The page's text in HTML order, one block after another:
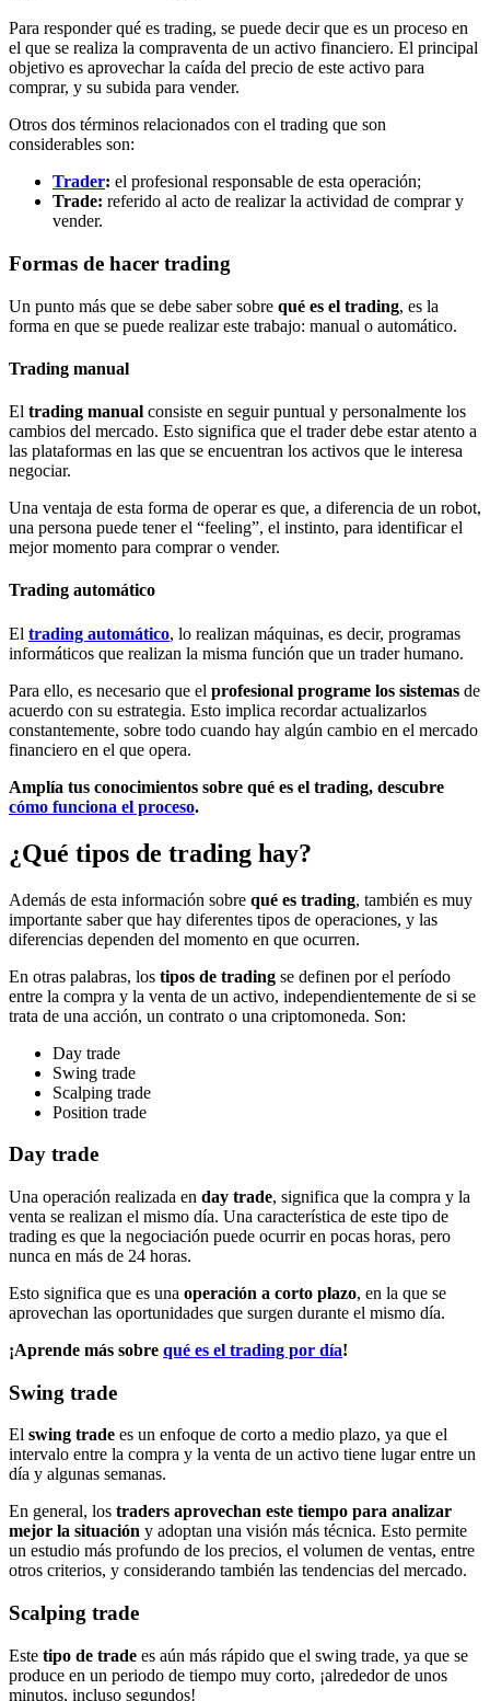
Para responder qué es trading, se puede decir que es un proceso en
el que se realiza la compraventa de un activo financiero. El principal
objetivo es aprovechar la caída del precio de este activo para
comprar, y su subida para vender.
Otros dos términos relacionados con el trading que son
considerables son:
Trader: el profesional responsable de esta operación;
Trade: referido al acto de realizar la actividad de comprar y
vender.
Formas de hacer trading
Un punto más que se debe saber sobre qué es el trading, es la
forma en que se puede realizar este trabajo: manual o automático.
Trading manual
El trading manual consiste en seguir puntual y personalmente los
cambios del mercado. Esto significa que el trader debe estar atento a
las plataformas en las que se encuentran los activos que le interesa
negociar.
Una ventaja de esta forma de operar es que, a diferencia de un robot,
una persona puede tener el “feeling”, el instinto, para identificar el
mejor momento para comprar o vender.
Trading automático
El trading automático, lo realizan máquinas, es decir, programas
informáticos que realizan la misma función que un trader humano.
Para ello, es necesario que el profesional programe los sistemas de
acuerdo con su estrategia. Esto implica recordar actualizarlos
constantemente, sobre todo cuando hay algún cambio en el mercado
financiero en el que opera.
Amplía tus conocimientos sobre qué es el trading, descubre
cómo funciona el proceso.
¿Qué tipos de trading hay?
Además de esta información sobre qué es trading, también es muy
importante saber que hay diferentes tipos de operaciones, y las
diferencias dependen del momento en que ocurren.
En otras palabras, los tipos de trading se definen por el período
entre la compra y la venta de un activo, independientemente de si se
trata de una acción, un contrato o una criptomoneda. Son:
Day trade
Swing trade
Scalping trade
Position trade
Day trade
Una operación realizada en day trade, significa que la compra y la
venta se realizan el mismo día. Una característica de este tipo de
trading es que la negociación puede ocurrir en pocas horas, pero
nunca en más de 24 horas.
Esto significa que es una operación a corto plazo, en la que se
aprovechan las oportunidades que surgen durante el mismo día.
¡Aprende más sobre qué es el trading por día!
Swing trade
El swing trade es un enfoque de corto a medio plazo, ya que el
intervalo entre la compra y la venta de un activo tiene lugar entre un
día y algunas semanas.
En general, los traders aprovechan este tiempo para analizar
mejor la situación y adoptan una visión más técnica. Esto permite
un estudio más profundo de los precios, el volumen de ventas, entre
otros criterios, y considerando también las tendencias del mercado.
Scalping trade
Este tipo de trade es aún más rápido que el swing trade, ya que se
produce en un periodo de tiempo muy corto, ¡alrededor de unos
minutos, incluso segundos!